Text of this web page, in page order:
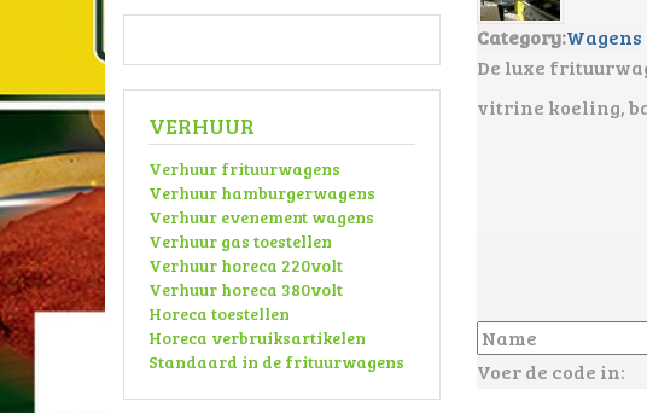
VERHUUR
Verhuur frituurwagens
Verhuur hamburgerwagens
Verhuur evenement wagens
Verhuur gas toestellen
Verhuur horeca 220volt
Verhuur horeca 380volt
Horeca toestellen
Horeca verbruiksartikelen
Standaard in de frituurwagens
Category:Wagens
De luxe
vitrine koeling,
Voer de code in: